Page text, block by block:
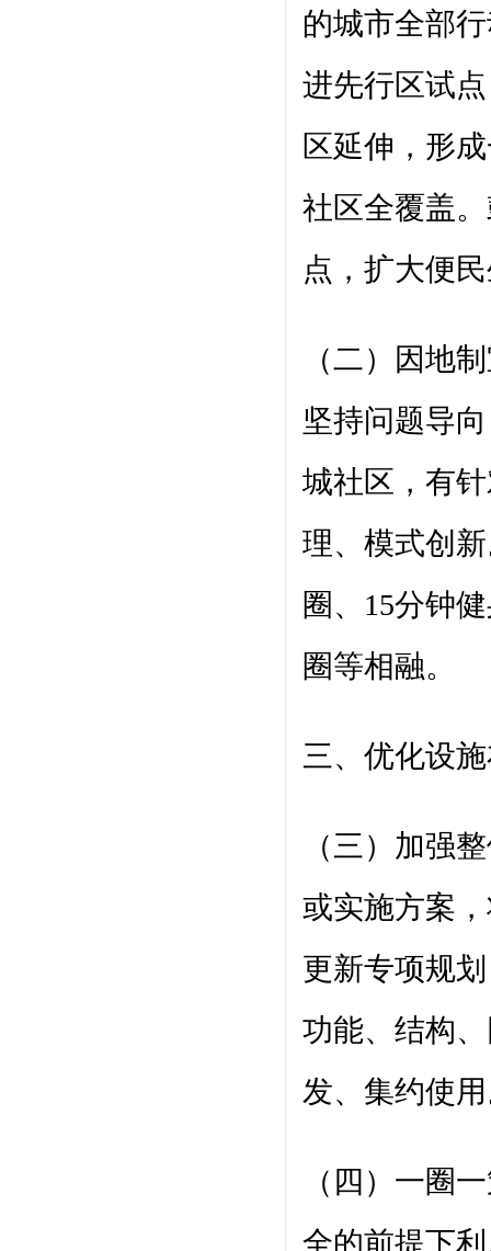
的城市全部
进先行区试
区延伸，形
社区全覆盖
点，扩大便
（二）因地
坚持问题导
城社区，有
理、模式创
圈、15分钟
圈等相融。
三、优化设
（三）加强
或实施方案
更新专项规
功能、结构
发、集约使
（四）一圈
全的前提下